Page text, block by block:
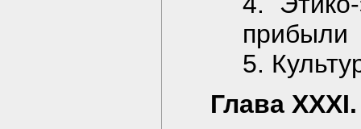
прибыли
5.
Глава